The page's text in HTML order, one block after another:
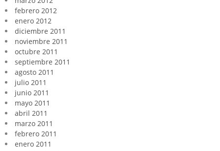
febrero 2012
enero 2012
diciembre 2011
noviembre 2011
octubre 2011
septiembre 2011
agosto 2011
julio 2011
junio 2011
mayo 2011
abril 2011
marzo 2011
febrero 2011
enero 2011